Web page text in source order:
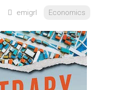
emigrl Economics